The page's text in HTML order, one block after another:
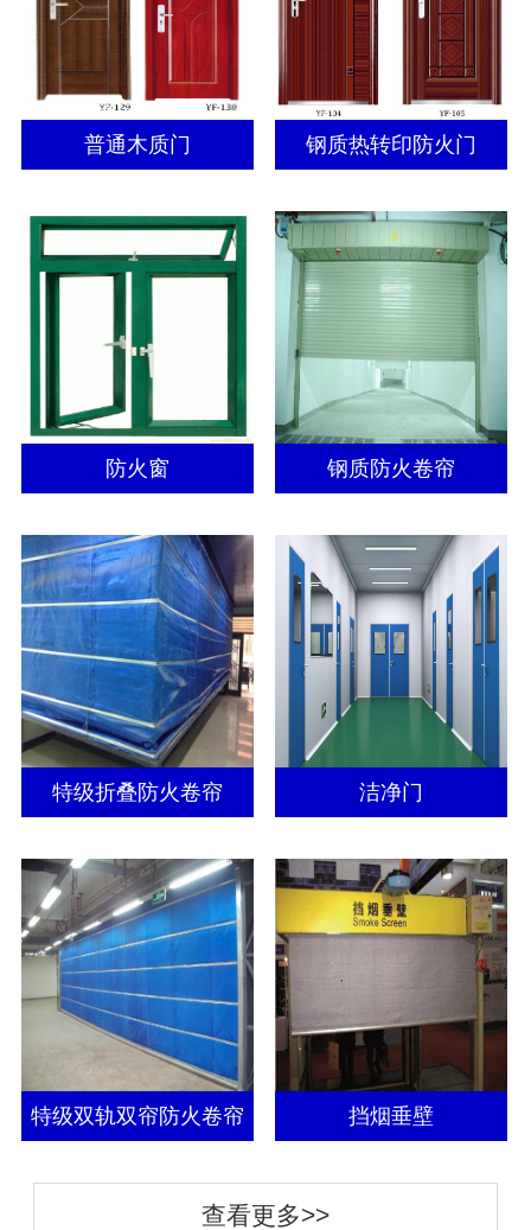
普通木质门 钢质热转印防火门
防火窗 钢质防火卷帘
特级折叠防火卷帘 洁净门
特级双轨双帘防火卷帘 挡烟垂壁
查看更多>>